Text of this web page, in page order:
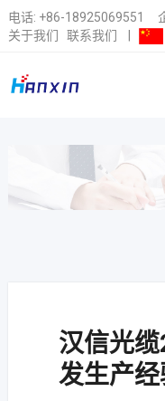
电话: +86-18925069551
关于我们
联系我们
汉信光
发生产经